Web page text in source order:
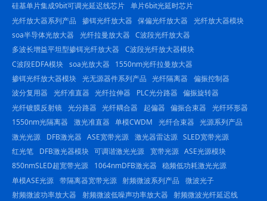
硅基单片集成9bit可调光延迟线芯片 单片6bit光延时芯片
光纤放大器系列产品
掺铒光纤放大器 保偏光纤放大器
光纤放大器模块
soa半导体光放大器
光纤拉曼放大器 C波段光纤放大器
多波长增益平坦型掺铒光纤放大器
C波段光纤放大器模块
C波段EDFA模块 soa光放大器
1550nm光纤拉曼放大器
掺铒光纤放大器模块 光无源器件系列产品 光纤隔离器
偏振控制器
波分复用器
光纤准直器 光纤拉伸器 PLC光分路器
偏振旋转器
光纤镀膜反射镜 光分路器 光纤耦合器 起偏器 偏振合束器
光纤环形器
1550nm光隔离器
激光准直器 单模CWDM 光纤合束器
光源系列产品
激光光源
DFB激光器 ASE宽带光源 激光器雷达源 SLED宽带光源
红光笔
DFB激光器模块 可调谐激光光源 宽带光源 ASE光源模块
850nmSLED超宽带光源
1064nmDFB激光器 稳频低功耗激光光源
单模ASE光源 带隔离器宽带光源 射频微波系列产品
微波光子
射频微波功率放大器
射频微波低噪声功率放大器 射频微波光纤延迟线